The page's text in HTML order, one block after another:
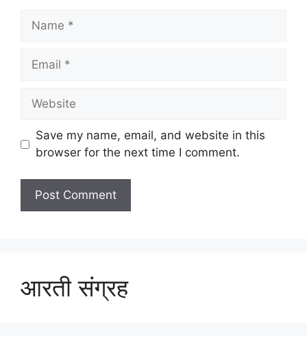
Name
Email
Website
Save my name, email, and website in this
browser for the next time I comment.
आरती संग्रह